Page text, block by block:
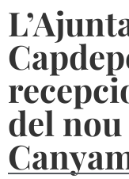
del